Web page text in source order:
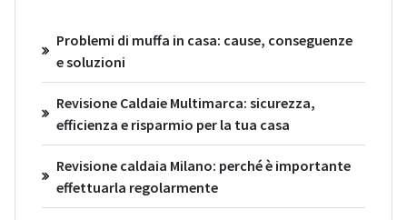
Problemi di muffa in casa: cause, conseguenze
e soluzioni
Revisione Caldaie Multimarca: sicurezza,
efficienza e risparmio per la tua casa
Revisione caldaia Milano: perché è importante
effettuarla regolarmente